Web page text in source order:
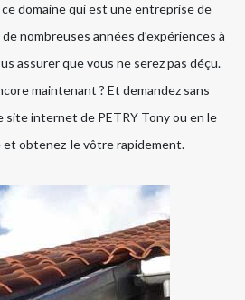
domaine qui est une entreprise de
nombreuses années d’expériences à
assurer que vous ne serez pas déçu.
maintenant ? Et demandez sans
internet de PETRY Tony ou en le
obtenez-le vôtre rapidement.